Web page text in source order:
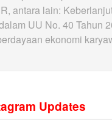
antara lain:
UU No. 40 Tahun
ekonomi
Updates